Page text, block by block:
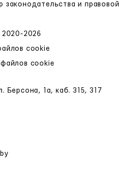
и правовой
2020-2026
cookie
cookie
Берсона, 1а, каб. 315, 317